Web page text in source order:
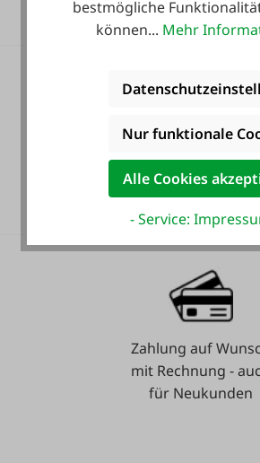
36 Monate
Langzeit-
Zahlung auf
mit Rechnung -
für Neukunden
bestmögliche
können... Mehr
Nur funktionale
Alle Cookies
- Service: